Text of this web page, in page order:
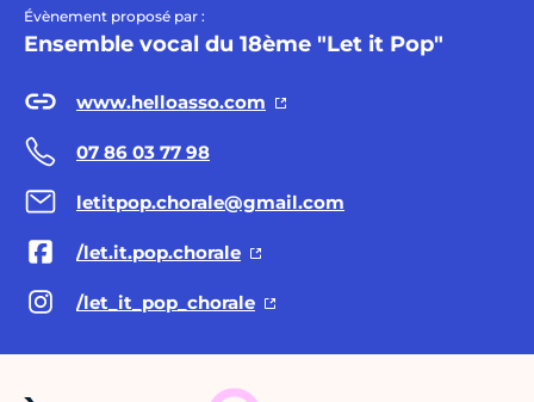
Évènement proposé par :
Ensemble vocal du 18ème "Let it Pop"
www.helloasso.com
07 86 03 77 98
letitpop.chorale@gmail.com
/let.it.pop.chorale
/let_it_pop_chorale